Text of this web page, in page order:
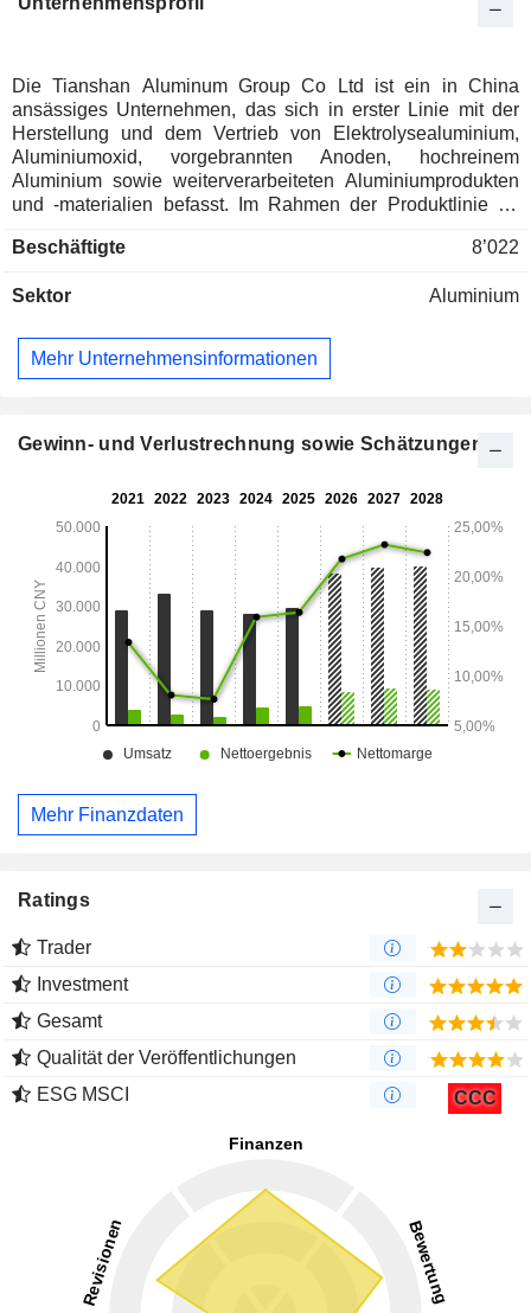
Die Tianshan Aluminum Group Co Ltd ist ein in China
ansässiges Unternehmen, das sich in erster Linie mit der
Herstellung und dem Vertrieb von Elektrolysealuminium,
Aluminiumoxid, vorgebrannten Anoden, hochreinem
Aluminium sowie weiterverarbeiteten Aluminiumprodukten
und -materialien befasst. Im Rahmen der Produktlinie für
Aluminiumbarren nach A00-Standard für Anwendungen in
Haushaltsgeräte. Die Produktlinie für Aluminiumoxid
bei der Herstellung von Elektrolysealuminium verwendet
wird. Die Produktlinie für hochreines Aluminium produziert
Hoch- und Niederspannungs-Elektrolytkondensatoren. Die
und Double-Zero-Qualität für Anwendungen in Fahrzeugen
der Lebensmittelverarbeitung.
Beschäftigte 8’022
Sektor Aluminium
Mehr Unternehmensinformationen
Gewinn- und Verlustrechnung sowie Schätzungen
Mehr Finanzdaten
Ratings
Trader
Investment
Gesamt
Qualität der Veröffentlichungen
ESG MSCI
CCC